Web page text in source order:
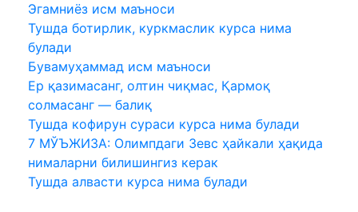
Эгамниёз исм маъноси
Тушда ботирлик, куркмаслик курса нима
булади
Бувамуҳаммад исм маъноси
Ер қазимасанг, олтин чиқмас, Қармоқ
солмасанг — балиқ
Тушда кофирун сураси курса нима булади
7 МЎЪЖИЗА: Олимпдаги Зевс ҳайкали ҳақида
нималарни билишингиз керак
Тушда алвасти курса нима булади